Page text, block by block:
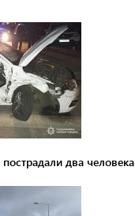
два человека